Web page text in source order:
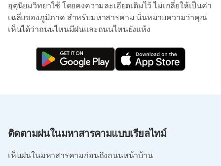
อุตุนิยมวิทยาใช้ โดยคงความละเอียดเดิมไว้ ไม่เกลี่ยให้เป็นค่า
เฉลี่ยของภูมิภาค สำหรับมหาสารคาม นั่นหมายความว่าคุณ
เห็นได้ว่าถนนไหนมีฝนและถนนไหนยังแห้ง
ติดตามฝนในมหาสารคามแบบเรียลไทม์
เห็นฝนในมหาสารคามก่อนถึงถนนหน้าบ้าน